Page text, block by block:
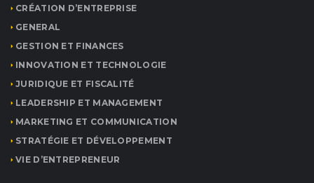
CRÉATION D’ENTREPRISE
GENERAL
GESTION ET FINANCES
INNOVATION ET TECHNOLOGIE
JURIDIQUE ET FISCALITÉ
LEADERSHIP ET MANAGEMENT
MARKETING ET COMMUNICATION
STRATÉGIE ET DÉVELOPPEMENT
VIE D’ENTREPRENEUR